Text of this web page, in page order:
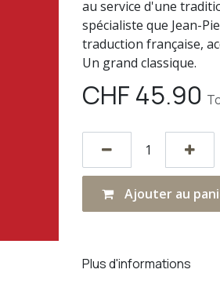
au service d'une
spécialiste que Jean-
traduction française,
Un grand classique.
CHF 45.90
Ajouter au
Plus d'informations